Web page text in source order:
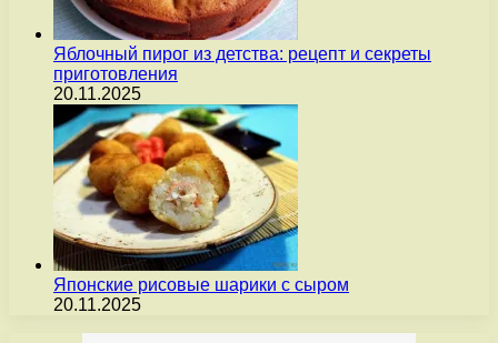
Яблочный пирог из детства: рецепт и секреты
приготовления
20.11.2025
Японские рисовые шарики с сыром
20.11.2025